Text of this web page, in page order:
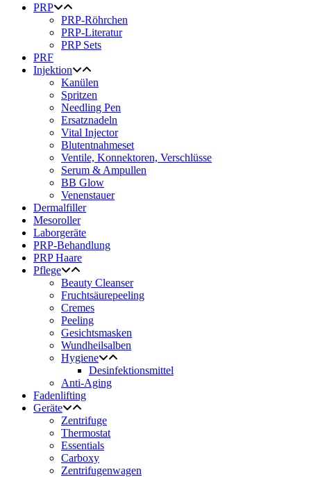
PRP
PRP-Röhrchen
PRP-Literatur
PRP Sets
PRF
Injektion
Kanülen
Spritzen
Needling Pen
Ersatznadeln
Vital Injector
Blutentnahmeset
Ventile, Konnektoren, Verschlüsse
Serum & Ampullen
BB Glow
Venenstauer
Dermalfiller
Mesoroller
Laborgeräte
PRP-Behandlung
PRP Haare
Pflege
Beauty Cleanser
Fruchtsäurepeeling
Cremes
Peeling
Gesichtsmasken
Wundheilsalben
Hygiene
Desinfektionsmittel
Anti-Aging
Fadenlifting
Geräte
Zentrifuge
Thermostat
Essentials
Carboxy
Zentrifugenwagen